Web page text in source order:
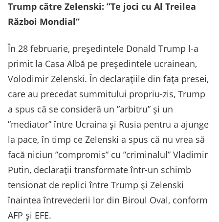
Trump către Zelenski: ”Te joci cu Al Treilea
Război Mondial”
În 28 februarie, președintele Donald Trump l-a
primit la Casa Albă pe președintele ucrainean,
Volodimir Zelenski. În declarațiile din fața presei,
care au precedat summitului propriu-zis, Trump
a spus că se consideră un ”arbitru” și un
”mediator” între Ucraina și Rusia pentru a ajunge
la pace, în timp ce Zelenski a spus că nu vrea să
facă niciun ”compromis” cu ”criminalul” Vladimir
Putin, declarații transformate într-un schimb
tensionat de replici între Trump și Zelenski
înaintea întrevederii lor din Biroul Oval, conform
AFP și EFE.